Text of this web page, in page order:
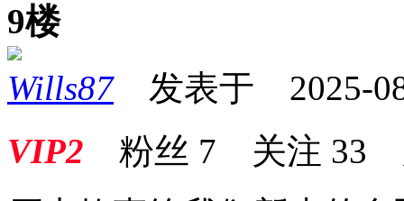
9楼
Wills87发表于 2025-
VIP2 粉丝 7 关注 33